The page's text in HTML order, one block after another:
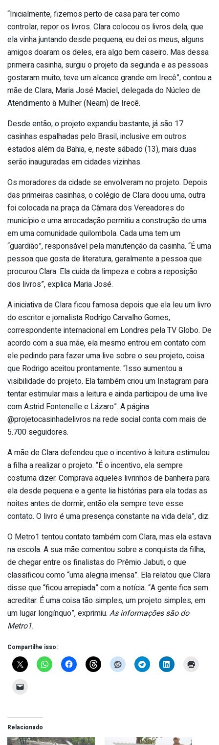
“Inicialmente, fizemos perto de casa para ter como
controlar, repor os livros. Clara colocou os livros dela, que
ela vinha juntando desde pequena, eu dei os meus, alguns
amigos doaram os deles, era algo bem caseiro. Mas dessa
primeira casinha, surgiu o projeto da segunda e as pessoas
gostaram muito, teve um alcance grande em Irecê”, contou a
mãe de Clara, Maria José Maciel, delegada do Núcleo de
Atendimento à Mulher (Neam) de Irecê.
Desde então, o projeto expandiu bastante, já são 17
casinhas espalhadas pelo Brasil, inclusive em outros
estados além da Bahia, e, neste sábado (13), mais duas
serão inauguradas em cidades vizinhas.
Os moradores da cidade se envolveram no projeto. Depois
das primeiras casinhas, o colégio de Clara doou uma, outra
foi colocada na praça da Câmara dos Vereadores do
município e uma arrecadação permitiu a construção de uma
em uma comunidade quilombola. Cada uma tem um
“guardião”, responsável pela manutenção da casinha. “É uma
pessoa que gosta de literatura, geralmente a pessoa que
procurou Clara. Ela cuida da limpeza e cobra a reposição
dos livros”, explica Maria José.
A iniciativa de Clara ficou famosa depois que ela leu um livro
do escritor e jornalista Rodrigo Carvalho Gomes,
correspondente internacional em Londres pela TV Globo. De
acordo com a sua mãe, ela mesmo entrou em contato com
ele pedindo para fazer uma live sobre o seu projeto, coisa
que Rodrigo aceitou prontamente. “Isso aumentou a
visibilidade do projeto. Ela também criou um Instagram para
tentar estimular mais a leitura e ainda participou de uma live
com Astrid Fontenelle e Lázaro”. A página
@projetocasinhadelivros na rede social conta com mais de
5.700 seguidores.
A mãe de Clara defendeu que o incentivo à leitura estimulou
a filha a realizar o projeto. “É o incentivo, ela sempre
costuma dizer. Comprava aqueles livrinhos de banheira para
ela desde pequena e a gente lia histórias para ela todas as
noites antes de dormir, então ela sempre teve esse
contato. O livro é uma presença constante na vida dela”, diz.
O Metro1 tentou contato também com Clara, mas ela estava
na escola. A sua mãe comentou sobre a conquista da filha,
de chegar entre os finalistas do Prêmio Jabuti, o que
classificou como “uma alegria imensa”. Ela relatou que Clara
disse que “ficou arrepiada” com a notícia. “A gente fica sem
acreditar. É uma coisa tão simples, um projeto simples, em
um lugar longínquo”, exprimiu. As informações são do
Metro1.
Compartilhe isso:
Relacionado